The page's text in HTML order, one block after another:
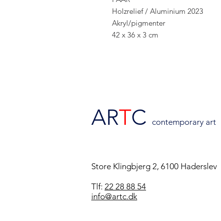
Holzrelief / Aluminium 2023
Akryl/pigmenter
42 x 36 x 3 cm
ARTC contemporary art
Store Klingbjerg 2, 6100 Haderslev
Tlf: 22 28 88 54
info@artc.dk